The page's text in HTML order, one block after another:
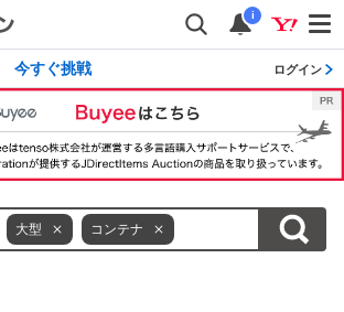
i
今すぐ挑戦 ログイン
大型 コンテナ